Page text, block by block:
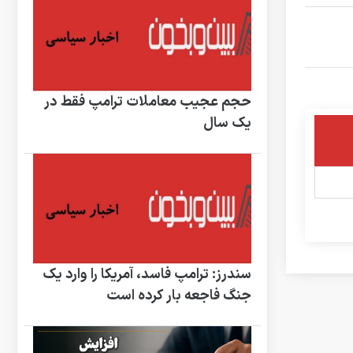
حجم عجیب معاملات ترامپ فقط در
یک سال
سندرز: ترامپ فاسد، آمریکا را وارد یک
جنگ فاجعه بار کرده است